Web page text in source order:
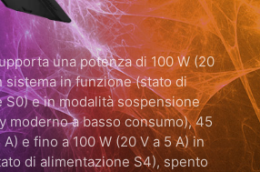
una potenza di 100 W (20
sistema in funzione (stato di
S0) e in modalità sospensione
moderno a basso consumo), 45
e fino a 100 W (20 V a 5 A) in
di alimentazione S4), spento